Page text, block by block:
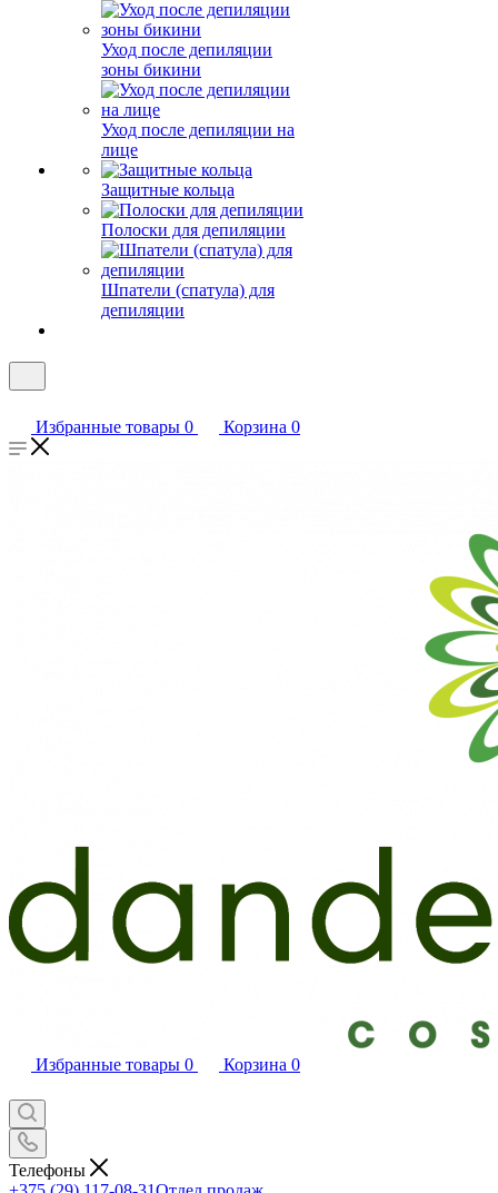
Уход после депиляции
зоны бикини
Уход после депиляции на
лице
Защитные кольца
Полоски для депиляции
Шпатели (спатула) для
депиляции
Избранные товары 0 Корзина 0
Избранные товары 0 Корзина 0
Телефоны